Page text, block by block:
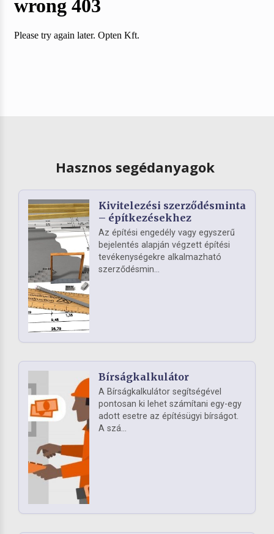
Hasznos segédanyagok
Kivitelezési szerződésminta
– építkezésekhez
Az építési engedély vagy egyszerű
bejelentés alapján végzett építési
tevékenységekre alkalmazható
szerződésmin...
Bírságkalkulátor
A Bírságkalkulátor segítségével
pontosan ki lehet számítani egy-egy
adott esetre az építésügyi bírságot.
A szá...